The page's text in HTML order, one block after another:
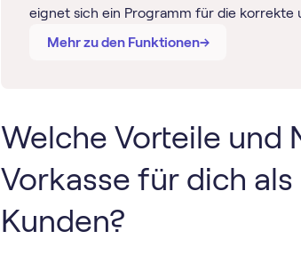
eignet sich ein Programm für die korrekte
Mehr zu den Funktionen→
→
Welche Vorteile und
Vorkasse für dich
Kunden?